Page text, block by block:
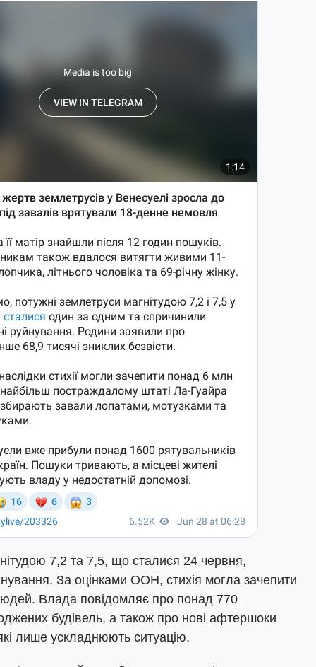
7,2 та 7,5, що сталися 24 червня,
За оцінками ООН, стихія могла зачепити
Влада повідомляє про понад 770
будівель, а також про нові афтершоки
лише ускладнюють ситуацію.